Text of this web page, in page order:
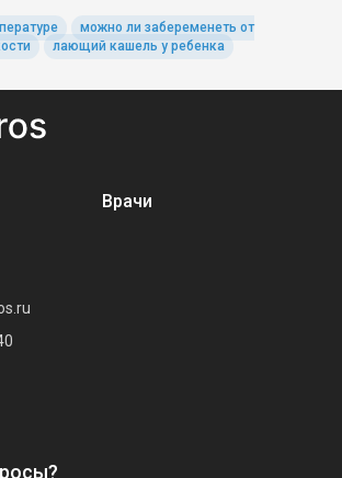
можно ли забеременеть от
лающий кашель у ребенка
Врачи